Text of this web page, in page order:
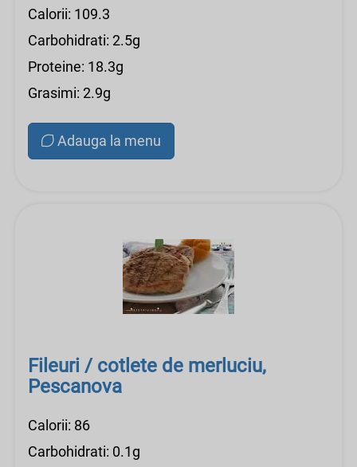
Calorii: 109.3
Carbohidrati: 2.5g
Proteine: 18.3g
Grasimi: 2.9g
Adauga la menu
Fileuri / cotlete de merluciu,
Pescanova
Calorii: 86
Carbohidrati: 0.1g